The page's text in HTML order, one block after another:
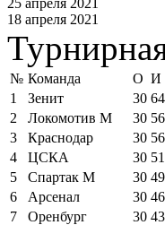
25 апреля 2021
18 апреля 2021
№ Команда О И
1
Зенит 30 64
2
Локомотив М 30 56
3
Краснодар 30 56
4
ЦСКА 30 51
5
Спартак М 30 49
6
Арсенал 30 46
7
Оренбург 30 43